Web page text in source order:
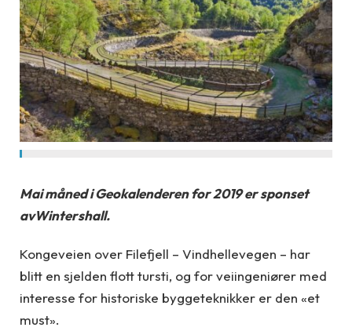
Mai måned i Geokalenderen for 2019 er sponset
avWintershall.
Kongeveien over Filefjell – Vindhellevegen – har
blitt en sjelden flott tursti, og for veiingeniører med
interesse for historiske byggeteknikker er den «et
must».